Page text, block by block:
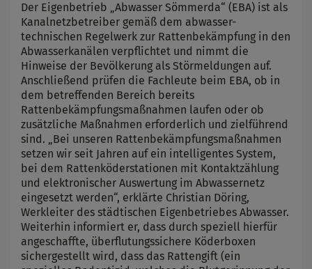
Der Eigenbetrieb „Abwasser Sömmerda“ (EBA) ist als
Kanalnetzbetreiber gemäß dem abwasser-
technischen Regelwerk zur Rattenbekämpfung in den
Abwasserkanälen verpflichtet und nimmt die
Hinweise der Bevölkerung als Störmeldungen auf.
Anschließend prüfen die Fachleute beim EBA, ob in
dem betreffenden Bereich bereits
Rattenbekämpfungsmaßnahmen laufen oder ob
zusätzliche Maßnahmen erforderlich und zielführend
sind. „Bei unseren Rattenbekämpfungsmaßnahmen
setzen wir seit Jahren auf ein intelligentes System,
bei dem Rattenköderstationen mit Kontaktzählung
und elektronischer Auswertung im Abwassernetz
eingesetzt werden“, erklärte Christian Döring,
Werkleiter des städtischen Eigenbetriebes Abwasser.
Weiterhin informiert er, dass durch speziell hierfür
angeschaffte, überflutungssichere Köderboxen
sichergestellt wird, dass das Rattengift (ein